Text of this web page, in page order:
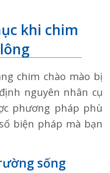
khi chim
chim chào mào bị
nguyên nhân cụ
phương pháp phù
biện pháp mà bạn
sống